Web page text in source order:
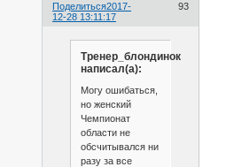
Поделиться 93
2017-
12-28 13:11:17
Тренер_блондинок
написал(а):
Могу ошибаться,
но женский
Чемпионат
области не
обсчитывался ни
разу за все